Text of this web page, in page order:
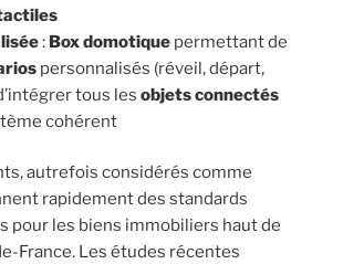
: Box domotique permettant de
personnalisés (réveil, départ,
tous les objets connectés
cohérent
autrefois considérés comme
rapidement des standards
pour les biens immobiliers haut de
France. Les études récentes